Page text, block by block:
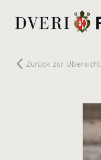
Zu­rück zur Über­sicht